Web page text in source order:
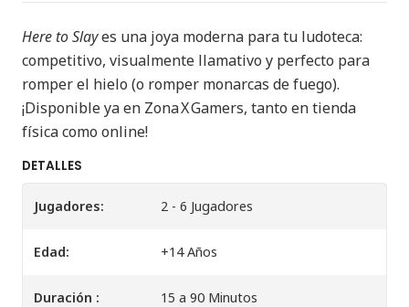
Here to Slayes una joya moderna para tu ludoteca:
competitivo, visualmente llamativo y perfecto para
romper el hielo (o romper monarcas de fuego).
¡Disponible ya en Zona X Gamers, tanto en tienda
física como online!
DETALLES
Jugadores: 2 - 6 Jugadores
Edad: +14 Años
Duración : 15 a 90 Minutos